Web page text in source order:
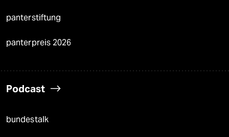
panterstiftung
panterpreis 2026
Podcast
bundestalk